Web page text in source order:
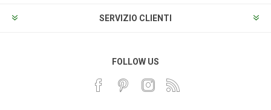
SERVIZIO CLIENTI
FOLLOW US